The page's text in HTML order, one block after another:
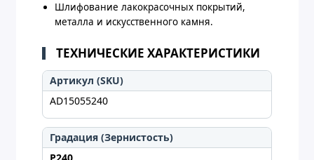
Шлифование лакокрасочных покрытий,
металла и искусственного камня.
ТЕХНИЧЕСКИЕ ХАРАКТЕРИСТИКИ
Артикул (SKU)
AD15055240
Градация (Зернистость)